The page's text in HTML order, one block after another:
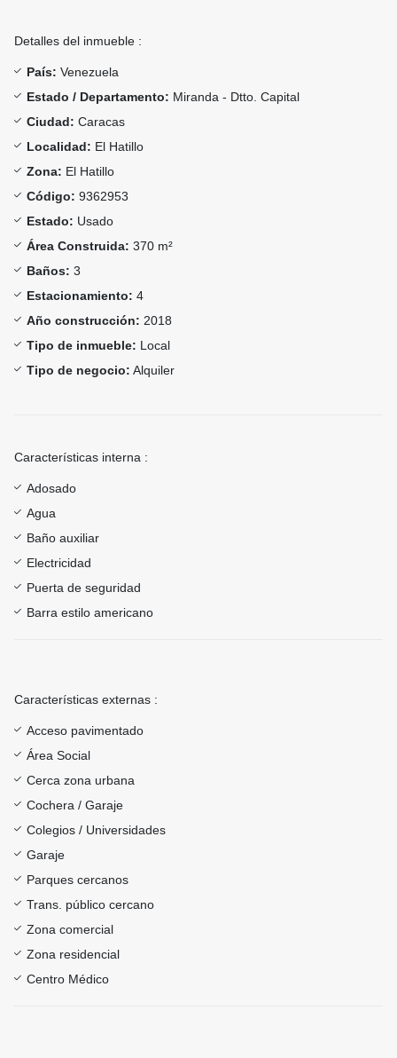
Detalles del inmueble :
País: Venezuela
Estado / Departamento: Miranda - Dtto. Capital
Ciudad: Caracas
Localidad: El Hatillo
Zona: El Hatillo
Código: 9362953
Estado: Usado
Área Construida: 370 m²
Baños: 3
Estacionamiento: 4
Año construcción: 2018
Tipo de inmueble: Local
Tipo de negocio: Alquiler
Características interna :
Adosado
Agua
Baño auxiliar
Electricidad
Puerta de seguridad
Barra estilo americano
Características externas :
Acceso pavimentado
Área Social
Cerca zona urbana
Cochera / Garaje
Colegios / Universidades
Garaje
Parques cercanos
Trans. público cercano
Zona comercial
Zona residencial
Centro Médico